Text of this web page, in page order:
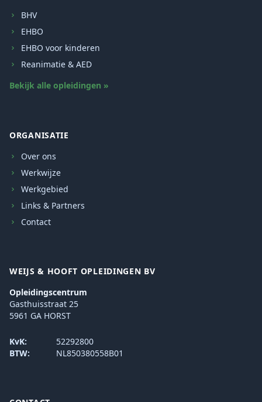
BHV
EHBO
EHBO voor kinderen
Reanimatie & AED
Bekijk alle opleidingen »
ORGANISATIE
Over ons
Werkwijze
Werkgebied
Links & Partners
Contact
WEIJS & HOOFT OPLEIDINGEN BV
Opleidingscentrum
Gasthuisstraat 25
5961 GA HORST
KvK:
52292800
BTW:
NL850380558B01